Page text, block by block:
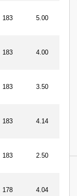
183 5.00
183 4.00
183 3.50
183 4.14
183 2.50
178 4.04